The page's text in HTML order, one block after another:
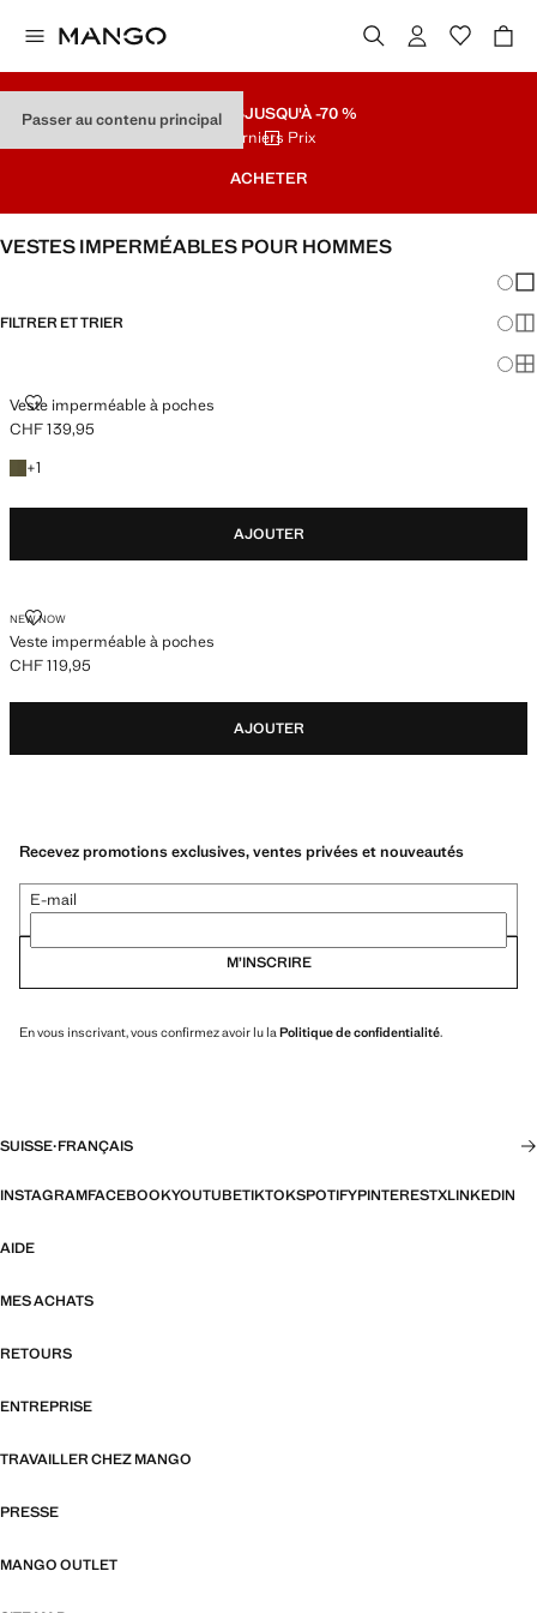
Passer au contenu principal
SOLDESJUSQU'À -70 %
Derniers Prix
ACHETER
VESTES IMPERMÉABLES POUR HOMMES
FILTRER ET TRIER
Veste imperméable à poches
VESTE IMPERMÉABLE À POCHES
Prix actuel [CHF 139,95 ]
CHF 139,95
+1
+1 couleur
AJOUTER
NEW NOW
Veste imperméable à poches
VESTE IMPERMÉABLE À POCHES
Prix actuel [CHF 119,95 ]
CHF 119,95
AJOUTER
Recevez promotions exclusives, ventes privées et nouveautés
E-mail
M’INSCRIRE
En vous inscrivant, vous confirmez avoir lu la Politique de confidentialité.
SUISSE·FRANÇAIS
INSTAGRAMFACEBOOKYOUTUBETIKTOKSPOTIFYPINTERESTXLINKEDIN
AIDE
MES ACHATS
RETOURS
ENTREPRISE
TRAVAILLER CHEZ MANGO
PRESSE
MANGO OUTLET